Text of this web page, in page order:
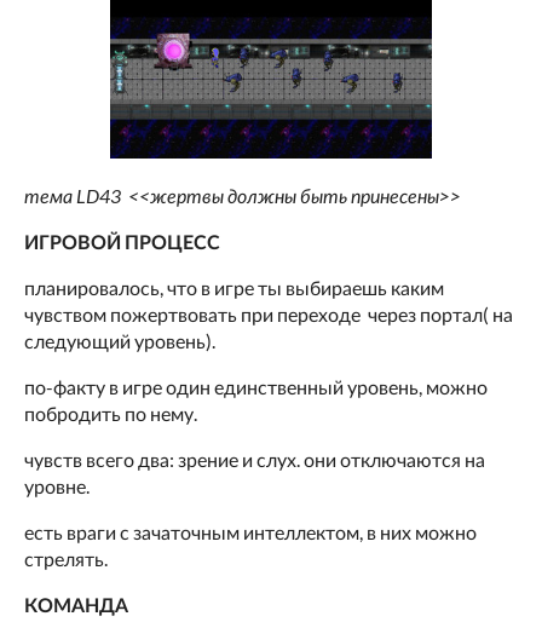
тема LD43 <<жертвы должны быть принесены>>
ИГРОВОЙ ПРОЦЕСС
планировалось, что в игре ты выбираешь каким
чувством пожертвовать при переходе через портал( на
следующий уровень).
по-факту в игре один единственный уровень, можно
побродить по нему.
чувств всего два: зрение и слух. они отключаются на
уровне.
есть враги с зачаточным интеллектом, в них можно
стрелять.
КОМАНДА